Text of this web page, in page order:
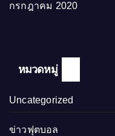
กรกฎาคม 2020
หมวดหมู่
Uncategorized
ข่าวฟุตบอล